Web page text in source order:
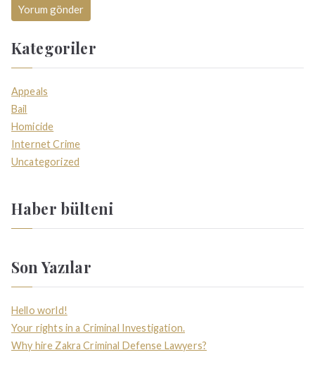
Kategoriler
Appeals
Bail
Homicide
Internet Crime
Uncategorized
Haber bülteni
Son Yazılar
Hello world!
Your rights in a Criminal Investigation.
Why hire Zakra Criminal Defense Lawyers?